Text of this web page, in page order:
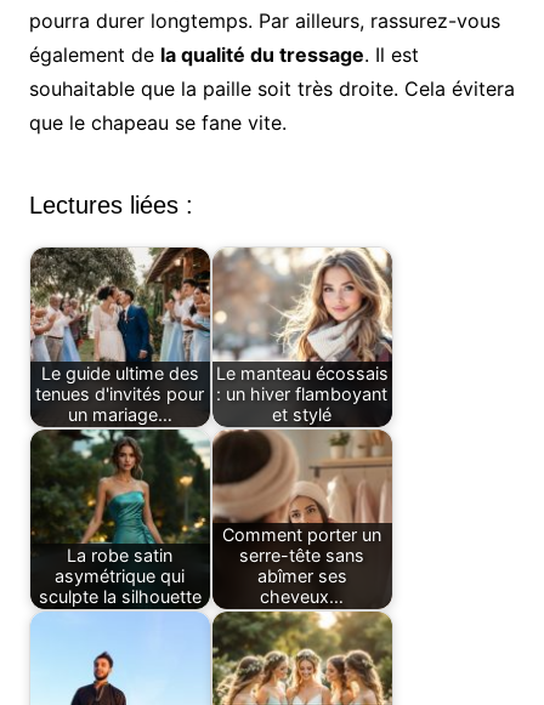
pourra durer longtemps. Par ailleurs, rassurez-vous
également de la qualité du tressage. Il est
souhaitable que la paille soit très droite. Cela évitera
que le chapeau se fane vite.
Lectures liées :
Le guide ultime des
tenues d'invités pour
un mariage…
Le manteau écossais
: un hiver flamboyant
et stylé
La robe satin
asymétrique qui
sculpte la silhouette
Comment porter un
serre-tête sans
abîmer ses
cheveux…